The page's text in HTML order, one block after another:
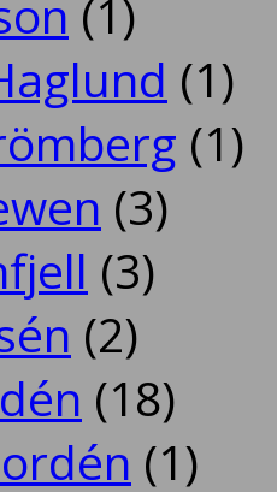
(1)
(1)
(1)
(3)
(3)
(2)
(18)
(1)